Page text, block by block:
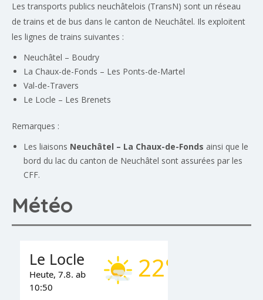
Les transports publics neuchâtelois (TransN) sont un réseau
de trains et de bus dans le canton de Neuchâtel. Ils exploitent
les lignes de trains suivantes :
Neuchâtel – Boudry
La Chaux-de-Fonds – Les Ponts-de-Martel
Val-de-Travers
Le Locle – Les Brenets
Remarques :
Les liaisons Neuchâtel – La Chaux-de-Fonds ainsi que le
bord du lac du canton de Neuchâtel sont assurées par les
CFF.
Météo